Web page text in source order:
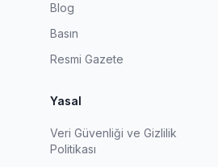
Blog
Basın
Resmi Gazete
Yasal
Veri Güvenliği ve Gizlilik
Politikası